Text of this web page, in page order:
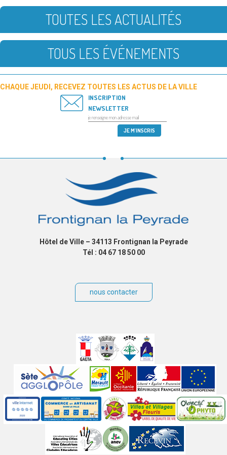
TOUTES LES ACTUALITÉS
TOUS LES ÉVÉNEMENTS
CHAQUE JEUDI, RECEVEZ TOUTES LES ACTUS DE LA VILLE
INSCRIPTION
NEWSLETTER
Hôtel de Ville – 34113 Frontignan la Peyrade
Tél : 04 67 18 50 00
nous contacter
partenaires
Labels